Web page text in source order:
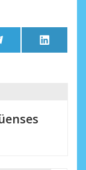
Compartir
en
Telegram
en
LinkedIn